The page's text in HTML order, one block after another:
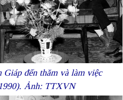
đến thăm và làm việc
Ảnh: TTXVN